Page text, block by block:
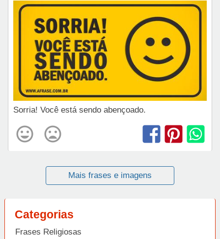
Sorria! Você está sendo abençoado.
Mais frases e imagens
Categorias
Frases Religiosas